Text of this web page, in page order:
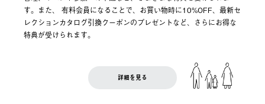
す。また、 有料会員になることで、お買い物時に10%OFF、最新セ
レクションカタログ引換クーポンのプレゼントなど、さらにお得な
特典が受けられます。
詳細を見る